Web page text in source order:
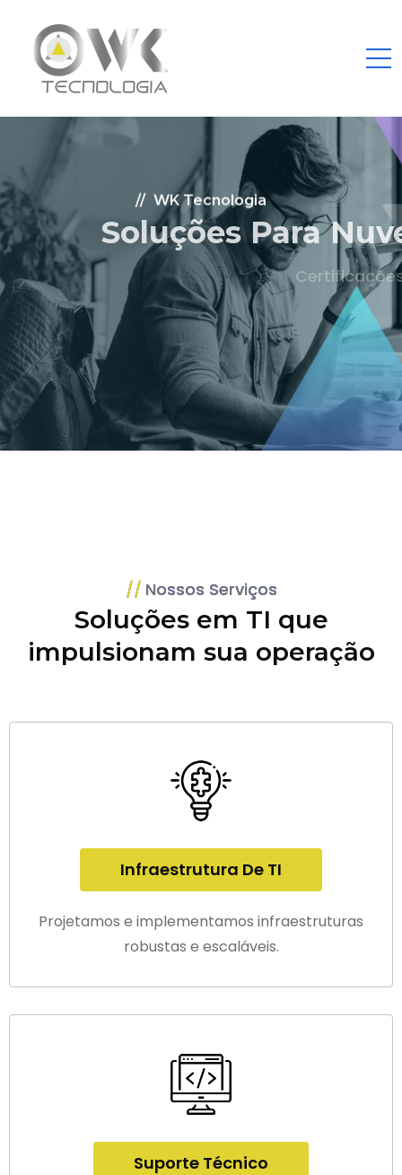
WK Tecnologia
Soluções Para Nuvem.
Certificações: AWS Partner, Microsoft Gold
Fale Conosco
Nossos Serviços
Soluções em TI que
impulsionam sua operação
Infraestrutura De TI
Projetamos e implementamos infraestruturas
robustas e escaláveis.
Suporte Técnico